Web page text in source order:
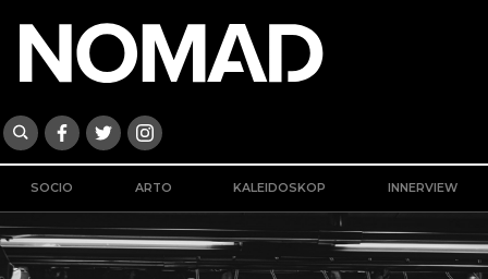
SOCIO ARTO KALEIDOSKOP INNERVIEW